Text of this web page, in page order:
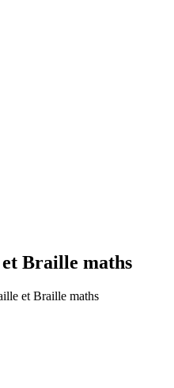
Braille maths
et Braille maths